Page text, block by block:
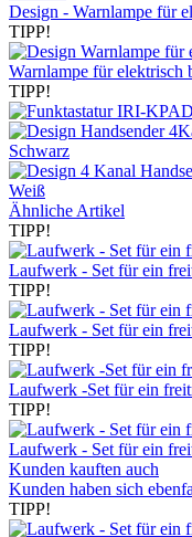
Design - Warnlampe für
TIPP!
Warnlampe für elektrisch
TIPP!
Schwarz
Weiß
Ähnliche Artikel
TIPP!
Laufwerk - Set für ein
TIPP!
Laufwerk - Set für ein
TIPP!
Laufwerk -Set für ein
TIPP!
Laufwerk - Set für ein
Kunden kauften auch
Kunden haben sich
TIPP!